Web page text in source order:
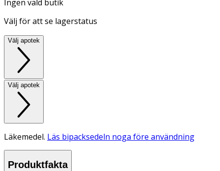
Ingen vald butik
Välj för att se lagerstatus
Välj apotek
Välj apotek
Läkemedel. Läs bipacksedeln noga före användning
Produktfakta